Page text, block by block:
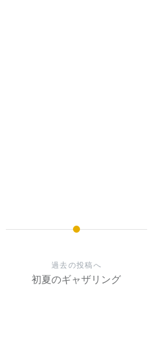
過去の投稿へ
初夏のギャザリング